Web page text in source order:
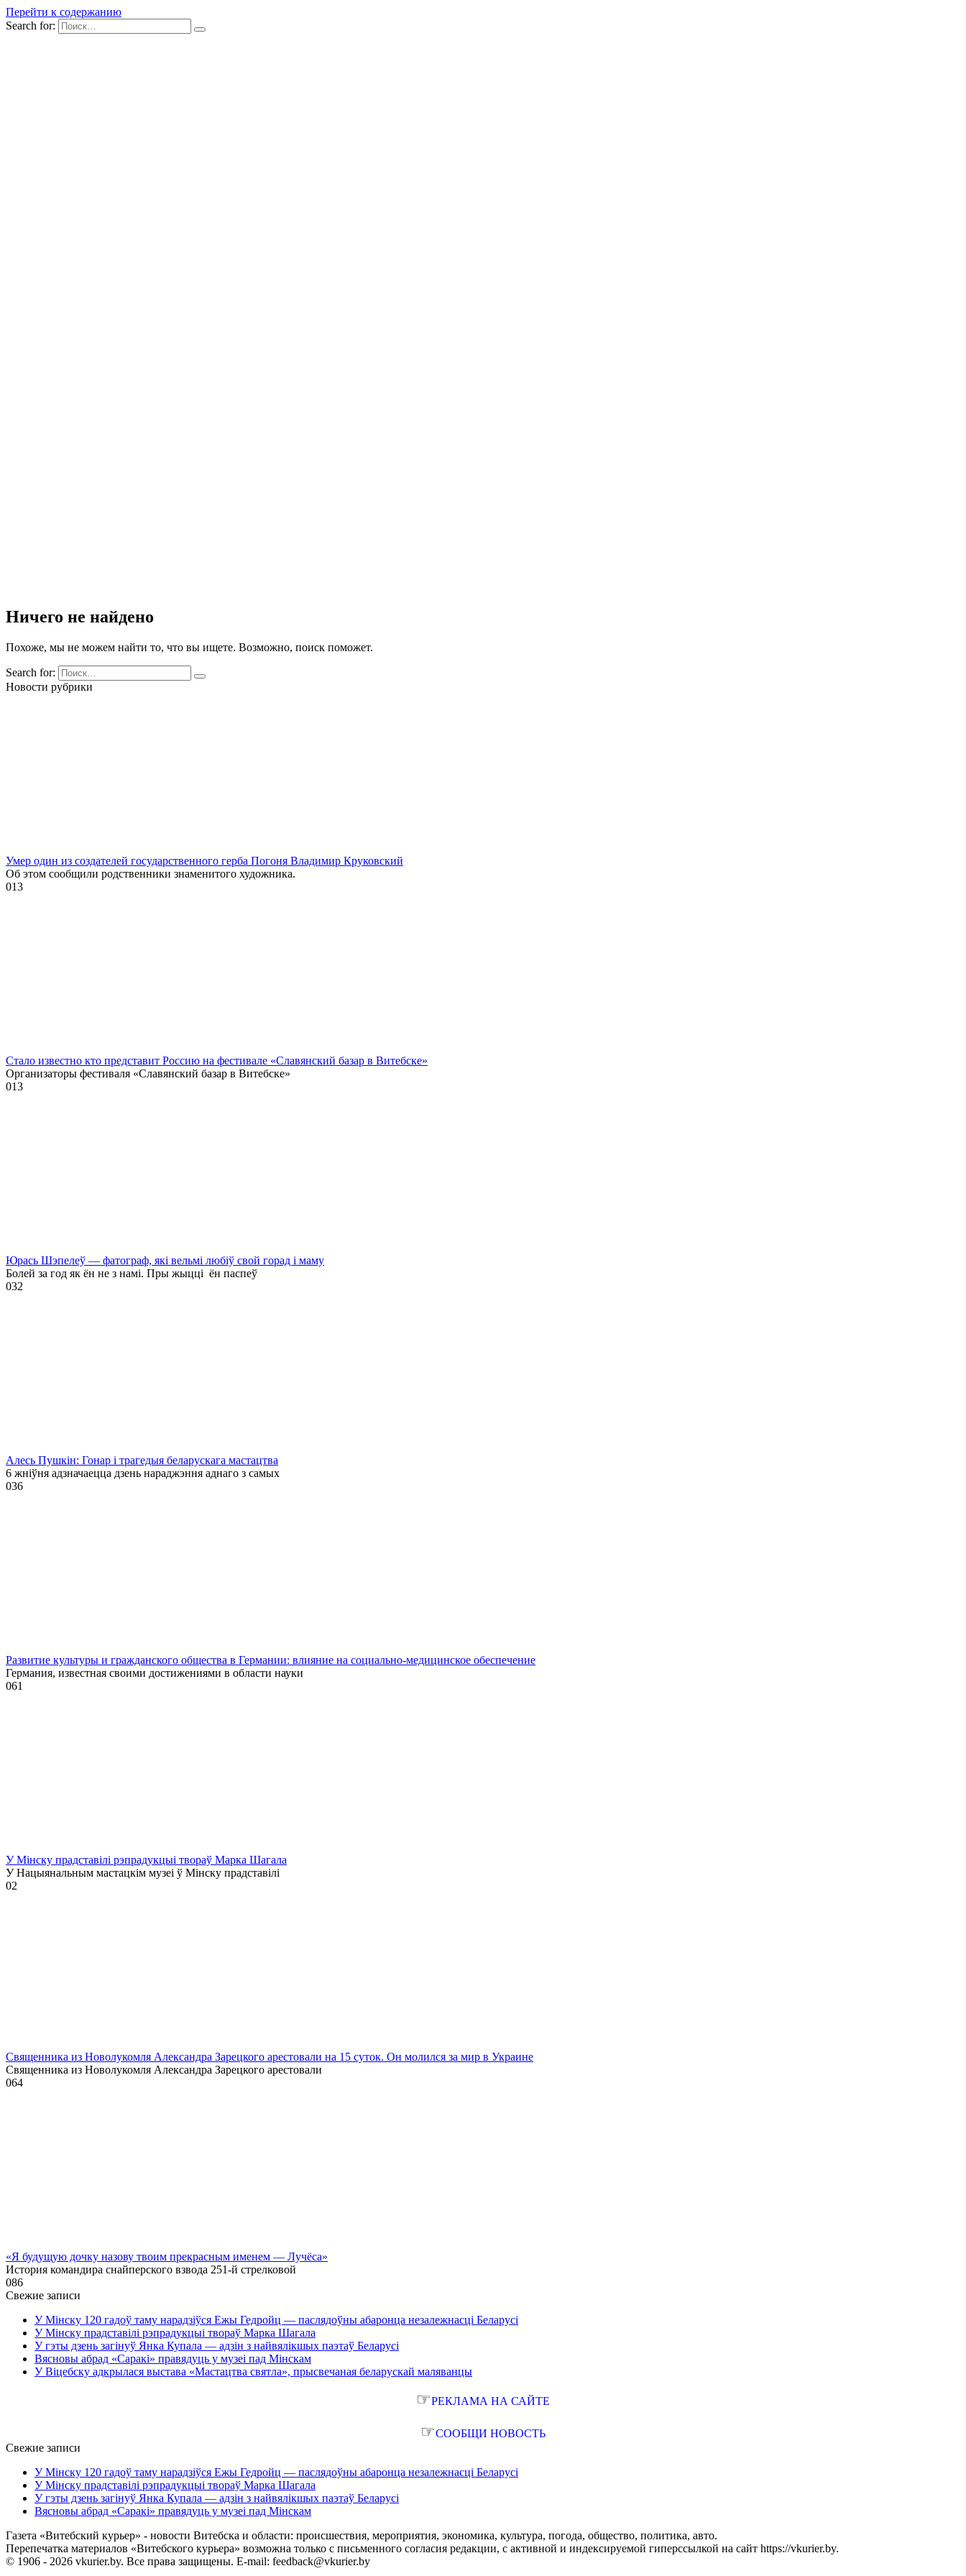
Перейти к содержанию
Search for:
Ничего не найдено
Похоже, мы не можем найти то, что вы ищете. Возможно, поиск поможет.
Search for:
Новости рубрики
Умер один из создателей государственного герба Погоня Владимир Круковский
Об этом сообщили родственники знаменитого художника.
013
Стало известно кто представит Россию на фестивале «Славянский базар в Витебске»
Организаторы фестиваля «Славянский базар в Витебске»
013
Юрась Шэпелеў — фатограф, які вельмі любіў свой горад і маму
Болей за год як ён не з намі. Пры жыцці ён паспеў
032
Алесь Пушкін: Гонар і трагедыя беларускага мастацтва
6 жніўня адзначаецца дзень нараджэння аднаго з самых
036
Развитие культуры и гражданского общества в Германии: влияние на социально-медицинское обеспечение
Германия, известная своими достижениями в области науки
061
У Мінску прадставілі рэпрадукцыі твораў Марка Шагала
У Нацыянальным мастацкім музеі ў Мінску прадставілі
02
Священника из Новолукомля Александра Зарецкого арестовали на 15 суток. Он молился за мир в Украине
Священника из Новолукомля Александра Зарецкого арестовали
064
«Я будущую дочку назову твоим прекрасным именем — Лучёса»
История командира снайперского взвода 251-й стрелковой
086
Свежие записи
У Мінску 120 гадоў таму нарадзіўся Ежы Гедройц — паслядоўны абаронца незалежнасці Беларусі
У Мінску прадставілі рэпрадукцыі твораў Марка Шагала
У гэты дзень загінуў Янка Купала — адзін з найвялікшых паэтаў Беларусі
Вясновы абрад «Саракі» правядуць у музеі пад Мінскам
У Віцебску адкрылася выстава «Мастацтва святла», прысвечаная беларускай маляванцы
☞РЕКЛАМА НА САЙТЕ
☞СООБЩИ НОВОСТЬ
Свежие записи
У Мінску 120 гадоў таму нарадзіўся Ежы Гедройц — паслядоўны абаронца незалежнасці Беларусі
У Мінску прадставілі рэпрадукцыі твораў Марка Шагала
У гэты дзень загінуў Янка Купала — адзін з найвялікшых паэтаў Беларусі
Вясновы абрад «Саракі» правядуць у музеі пад Мінскам
Газета «Витебский курьер» - новости Витебска и области: происшествия, мероприятия, экономика, культура, погода, общество, политика, авто.
Перепечатка материалов «Витебского курьера» возможна только с письменного согласия редакции, с активной и индексируемой гиперссылкой на сайт https://vkurier.by.
© 1906 - 2026 vkurier.by. Все права защищены. E-mail: feedback@vkurier.by